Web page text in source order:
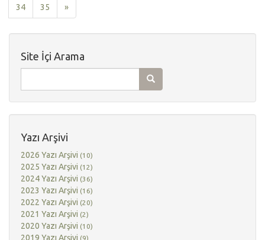
34 35 »
Site İçi Arama
Yazı Arşivi
2026 Yazı Arşivi (10)
2025 Yazı Arşivi (12)
2024 Yazı Arşivi (36)
2023 Yazı Arşivi (16)
2022 Yazı Arşivi (20)
2021 Yazı Arşivi (2)
2020 Yazı Arşivi (10)
2019 Yazı Arşivi (9)